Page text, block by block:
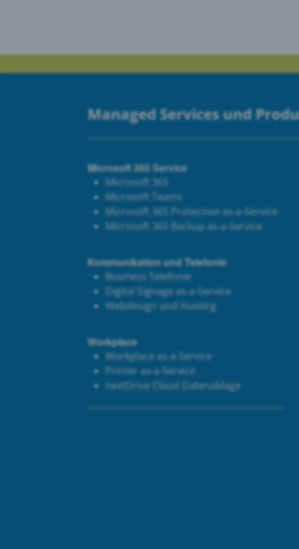
Managed Services und
Microsoft 365 Service
Microsoft 365
Microsoft Teams
Microsoft 365 Protection as-a-Service
Microsoft 365 Backup as-a-Service
Kommunikation und Telefonie
Business Telefonie
Digital Signage as-a-Service
Webdesign und Hosting
Workplace
Workplace as-a-Service
Printer as-a-Service
nextDrive Cloud Datenablage